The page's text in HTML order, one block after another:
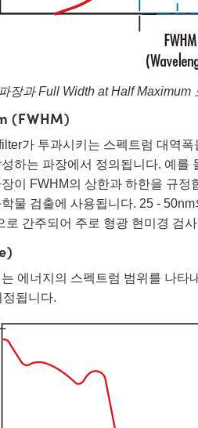
장과 Full Width at Half Maximum
(FWHM)
가 투과시키는 스펙트럼 대역
하는 파장에서 정의됩니다. 예를
이 FWHM의 상한과 하한을 규
물 검출에 사용됩니다. 25 -
간주되어 주로 형광 현미경 검
에너지의 스펙트럼 범위를 나타
됩니다.